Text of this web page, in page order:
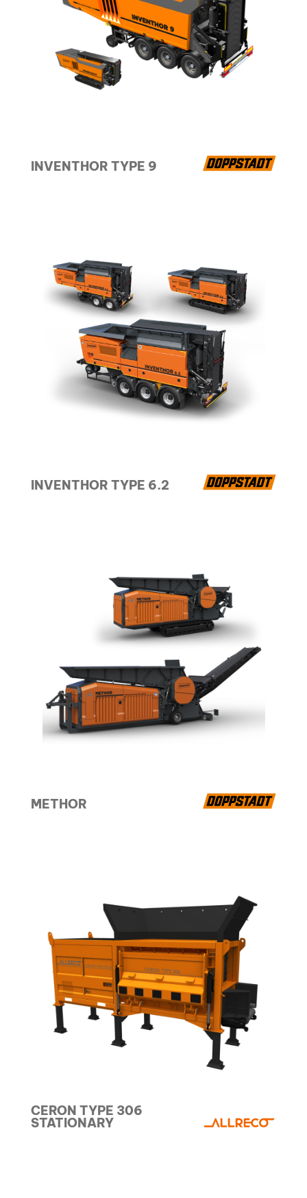
INVENTHOR TYPE 9
INVENTHOR TYPE 6.2
METHOR
CERON TYPE 306
STATIONARY